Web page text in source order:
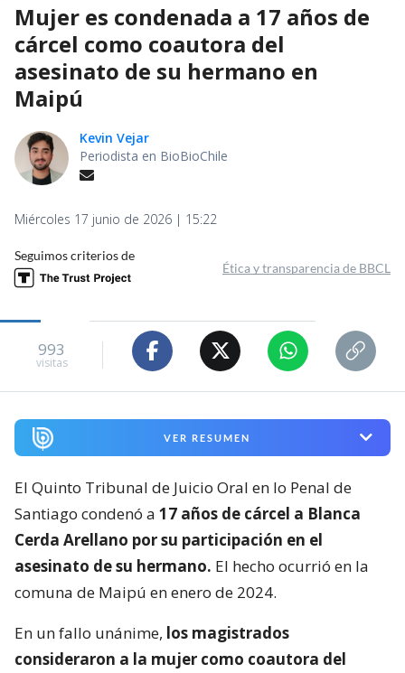
Mujer es condenada a 17 años de
cárcel como coautora del
asesinato de su hermano en
Maipú
Kevin Vejar
Periodista en BioBioChile
Miércoles 17 junio de 2026 | 15:22
Seguimos criterios de
Ética y transparencia de BBCL
993
visitas
VER RESUMEN
El Quinto Tribunal de Juicio Oral en lo Penal de
Santiago condenó a 17 años de cárcel a Blanca
Cerda Arellano por su participación en el
asesinato de su hermano. El hecho ocurrió en la
comuna de Maipú en enero de 2024.
En un fallo unánime, los magistrados
consideraron a la mujer como coautora del